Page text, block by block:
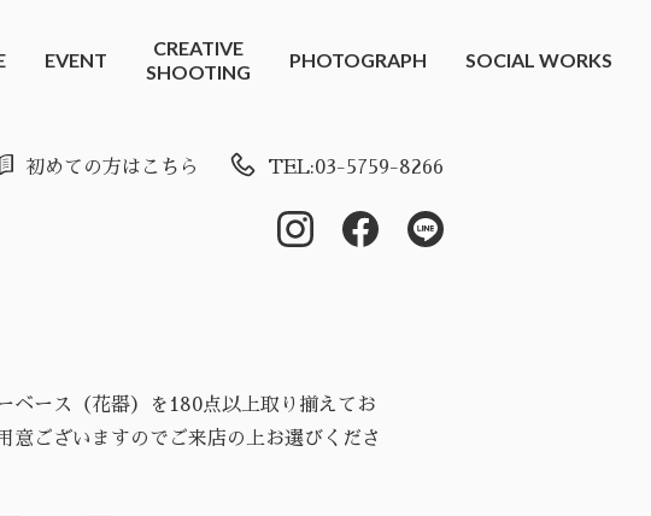
EVENT
CREATIVE
SHOOTING
PHOTOGRAPH SOCIAL WORKS
初めての方はこちら TEL:03-5759-8266
ベース（花器）を180点以上取り揃えてお
意ございますのでご来店の上お選びくださ